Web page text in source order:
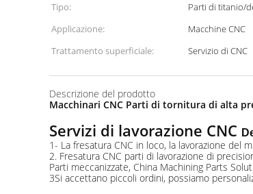
Tipo:
Parti di titanio/
Applicazione:
Macchine CNC
Trattamento superficiale:
Servizio di CNC
Descrizione del prodotto
Macchinari CNC Parti di tornitura di alta
Servizi di lavorazione CNC
1- La fresatura CNC in loco, la lavorazione del
2. Fresatura CNC parti di lavorazione di
Parti meccanizzate, China Machining Parts
3Si accettano piccoli ordini, possiamo